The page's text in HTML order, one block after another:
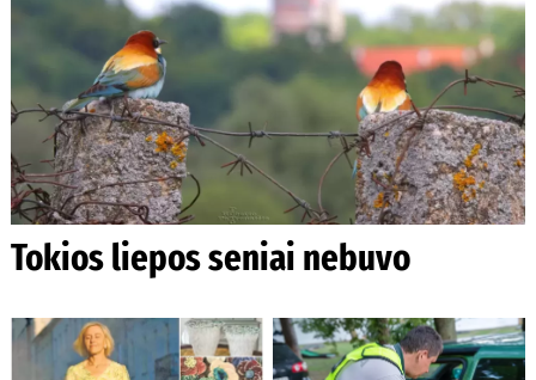
Tokios liepos seniai nebuvo